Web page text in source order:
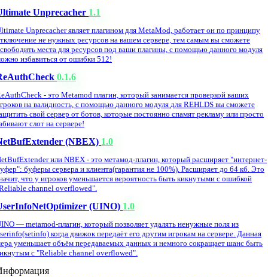
Unprecacher 1.1
Unprecacher являет плагином для MetaMod, работает он по принципу
не нужных ресурсов на вашем сервере, тем самым вы сможете
места для ресурсов под ваши плагины, с помощью данного модуля
избавиться от ошибки 512!
0.1.6
- это Metamod плагин, который занимается проверкой ваших
на валидность, с помощью данного модуля для REHLDS вы сможете
свой сервер от ботов, которые постоянно спамят рекламу или просто
слот на сервере!
(NBEX) 1.0
или NBEX - это метамод-плагин, который расширяет "интернет-
буферы сервера и клиента(гарантия не 100%). Расширяет до 64 кб. Это
что у игроков уменьшается вероятность быть кикнутыми с ошибкой
channel overflowed".
(UINO) 1.0
— metamod-плагин, который позволяет удалять ненужные поля из
когда движок передаёт его другим игрокам на сервере. Данная
уменьшает объём передаваемых данных и немного сокращает шанс быть
с "Reliable channel overflowed".